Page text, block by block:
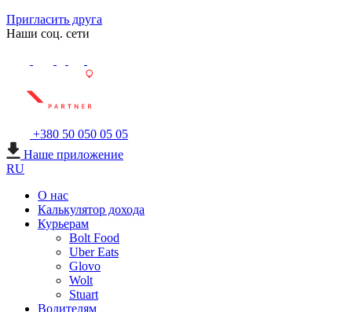
Пригласить друга
Наши соц. сети
+380 50 050 05 05
Наше приложение
RU
О нас
Калькулятор дохода
Курьерам
Bolt Food
Uber Eats
Glovo
Wolt
Stuart
Водителям